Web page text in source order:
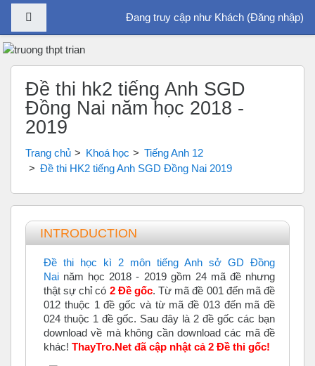
Bảng điều khiển cạnhĐang truy cập như Khách (Đăng nhập)
Đề thi hk2 tiếng Anh SGD
Đồng Nai năm học 2018 -
2019
Trang chủ Khoá học
Tiếng Anh 12
Đề thi HK2 tiếng Anh SGD Đồng Nai 2019
Tổng quan các chủ đề
INTRODUCTION
Đề thi học kì 2 môn tiếng Anh sở GD Đồng
Nai năm học 2018 - 2019 gồm 24 mã đề nhưng
thật sự chỉ có 2 Đề gốc. Từ mã đề 001 đến mã đề
012 thuộc 1 đề gốc và từ mã đề 013 đến mã đề
024 thuộc 1 đề gốc. Sau đây là 2 đề gốc các bạn
download về mà không cần download các mã đề
khác! ThayTro.Net đã cập nhật cả 2 Đề thi gốc!